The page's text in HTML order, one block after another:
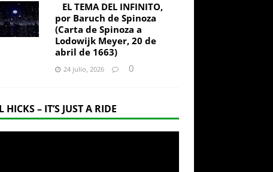
EL TEMA DEL INFINITO,
por Baruch de Spinoza
(Carta de Spinoza a
Lodowijk Meyer, 20 de
abril de 1663)
24 julio, 2026 0
HICKS – IT’S JUST A RIDE